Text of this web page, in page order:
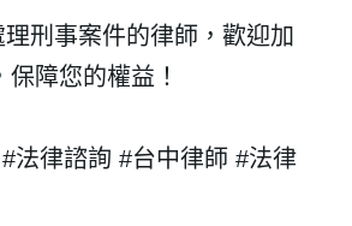
刑事案件的律師，歡迎加
保障您的權益！
法律諮詢 #台中律師 #法律